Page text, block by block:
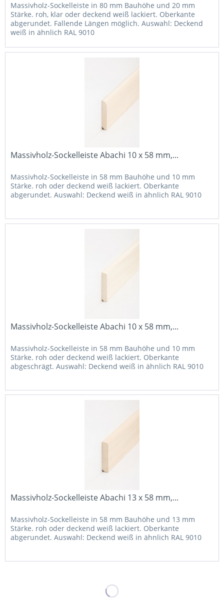
Massivholz-Sockelleiste in 80 mm Bauhöhe und 20 mm
Stärke. roh, klar oder deckend weiß lackiert. Oberkante
abgerundet. Fallende Längen möglich. Auswahl: Deckend
weiß in ähnlich RAL 9010
Massivholz-Sockelleiste Abachi 10 x 58 mm,...
Massivholz-Sockelleiste in 58 mm Bauhöhe und 10 mm
Stärke. roh oder deckend weiß lackiert. Oberkante
abgerundet. Auswahl: Deckend weiß in ähnlich RAL 9010
Massivholz-Sockelleiste Abachi 10 x 58 mm,...
Massivholz-Sockelleiste in 58 mm Bauhöhe und 10 mm
Stärke. roh oder deckend weiß lackiert. Oberkante
abgeschrägt. Auswahl: Deckend weiß in ähnlich RAL 9010
Massivholz-Sockelleiste Abachi 13 x 58 mm,...
Massivholz-Sockelleiste in 58 mm Bauhöhe und 13 mm
Stärke. roh oder deckend weiß lackiert. Oberkante
abgerundet. Auswahl: Deckend weiß in ähnlich RAL 9010